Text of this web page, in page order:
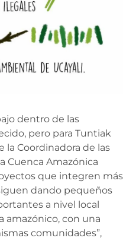
dentro de las
pero para Tuntiak
la Coordinadora de las
Cuenca Amazónica
que integren más
dando pequeños
a nivel local
amazónico, con una
comunidades”,